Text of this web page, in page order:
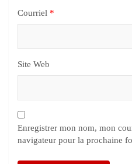
Courriel *
Site Web
Enregistrer mon nom, mon
navigateur pour la prochaine